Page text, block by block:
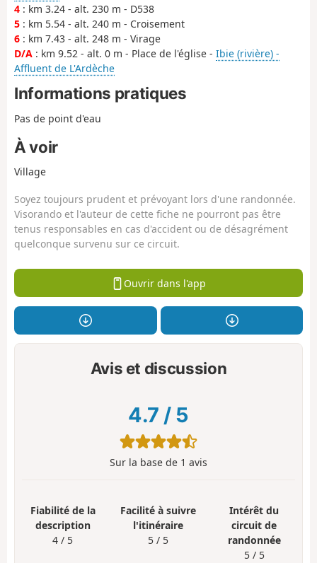
4 : km 3.24 - alt. 230 m - D538
5 : km 5.54 - alt. 240 m - Croisement
6 : km 7.43 - alt. 248 m - Virage
D/A : km 9.52 - alt. 0 m - Place de l'église - Ibie (rivière) -
Affluent de L'Ardèche
Informations pratiques
Pas de point d'eau
À voir
Village
Soyez toujours prudent et prévoyant lors d'une randonnée.
Visorando et l'auteur de cette fiche ne pourront pas être
tenus responsables en cas d'accident ou de désagrément
quelconque survenu sur ce circuit.
Ouvrir dans l'app
Avis et discussion
4.7 / 5
Sur la base de 1 avis
Fiabilité de la
description
4 / 5
Facilité à suivre
l'itinéraire
5 / 5
Intérêt du
circuit de
randonnée
5 / 5